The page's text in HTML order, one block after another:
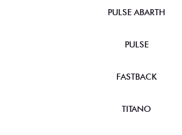
PULSE ABARTH
PULSE
FASTBACK
TITANO